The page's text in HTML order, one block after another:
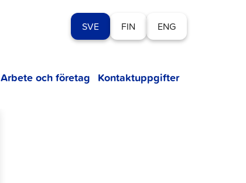
SVE FIN ENG
Arbete och företag Kontaktuppgifter